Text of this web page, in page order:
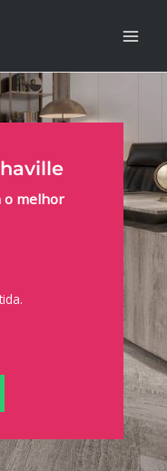
o melhor